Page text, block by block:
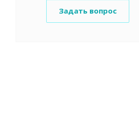
Задать вопрос